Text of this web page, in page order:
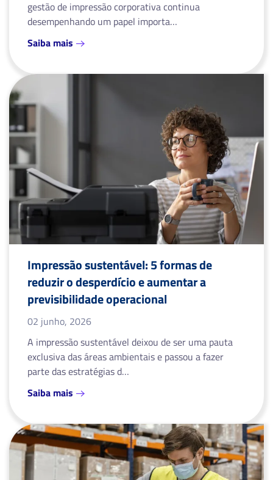
gestão de impressão corporativa continua
desempenhando um papel importa…
Saiba mais
Impressão sustentável: 5 formas de
reduzir o desperdício e aumentar a
previsibilidade operacional
02 junho, 2026
A impressão sustentável deixou de ser uma pauta
exclusiva das áreas ambientais e passou a fazer
parte das estratégias d…
Saiba mais